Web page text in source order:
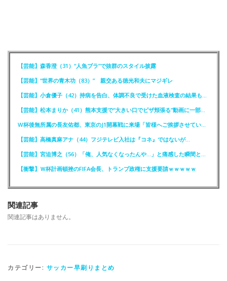
【芸能】森香澄（31）“人魚ブラ”で抜群のスタイル披露
【芸能】“世界の青木功（83）” 親交ある徳光和夫にマジギレ
【芸能】小倉優子（42）持病を告白、体調不良で受けた血液検査の結果も明かす
【芸能】松本まりか（41）熊本支援で“大きい口でピザ頬張る”動画に一部で困惑…“
W杯後無所属の長友佑都、東京のJ1開幕戦に来場「皆様へご挨拶させていただきます」
【芸能】高橋真麻アナ（44）フジテレビ入社は『コネ』ではないが…
【芸能】宮迫博之（56）「俺、人気なくなったんや…」と痛感した瞬間とは？
【衝撃】Ｗ杯計画頓挫のFIFA会長、トランプ政権に支援要請ｗｗｗｗｗ
関連記事
関連記事はありません。
カテゴリー: サッカー早刷りまとめ